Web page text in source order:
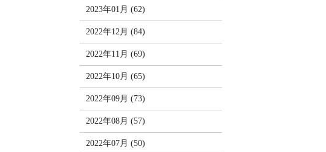
2023年01月 (62)
2022年12月 (84)
2022年11月 (69)
2022年10月 (65)
2022年09月 (73)
2022年08月 (57)
2022年07月 (50)